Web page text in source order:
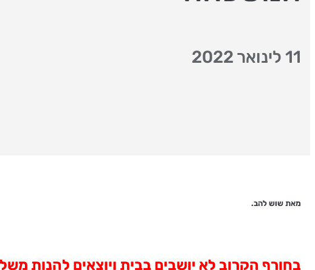
11 לינואר 2022
מאת שוש להב.
בחורף הקרוב לא יושבים בבית ויוצאים להנות